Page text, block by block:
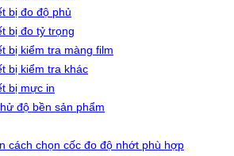
bị đo độ phủ
bị đo tỷ trọng
bị kiểm tra màng film
bị kiểm tra khác
bị mực in
độ bền sản phẩm
cách chọn cốc đo độ nhớt phù hợp